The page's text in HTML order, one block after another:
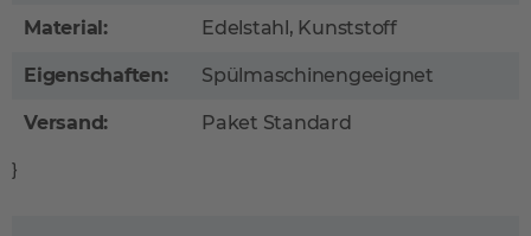
Material: Edelstahl, Kunststoff
Eigenschaften: Spülmaschinengeeignet
Versand: Paket Standard
}